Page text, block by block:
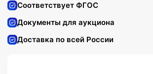
Соответствует ФГОС
Документы для аукциона
Доставка по всей России